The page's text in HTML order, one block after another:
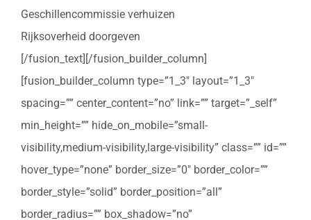
Geschillencommissie verhuizen
Rijksoverheid doorgeven
[/fusion_text][/fusion_builder_column]
[fusion_builder_column type=”1_3″ layout=”1_3″
spacing=”” center_content=”no” link=”” target=”_self”
min_height=”” hide_on_mobile=”small-
visibility,medium-visibility,large-visibility” class=”” id=””
hover_type=”none” border_size=”0″ border_color=””
border_style=”solid” border_position=”all”
border_radius=”” box_shadow=”no”